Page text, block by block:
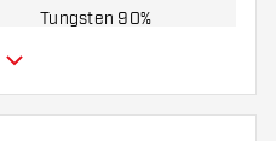
Tungsten 90%